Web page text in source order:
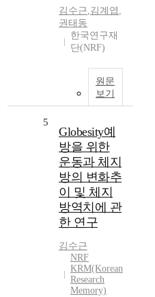
김수근,김계엽 ,
권태동
한국연구재
단(NRF)
원문
보기
5
Globesity예
방을 위한
운동과 체지
방의 변화추
이 및 체지
방역치에 관
한 연구
김수근
NRF
KRM(Korean
Research
Memory)